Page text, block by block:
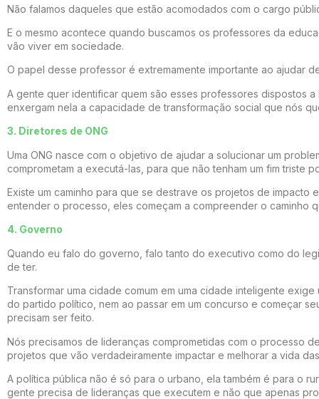
Não falamos daqueles que estão acomodados com o cargo
E o mesmo acontece quando buscamos os professores da
vão viver em sociedade.
O papel desse professor é extremamente importante ao ajudar
A gente quer identificar quem são esses professores dispostos
enxergam nela a capacidade de transformação social que nós
3. Diretores de ONG
Uma ONG nasce com o objetivo de ajudar a solucionar um
comprometam a executá-las, para que não tenham um fim triste
Existe um caminho para que se destrave os projetos de impacto
entender o processo, eles começam a compreender o caminho
4. Governo
Quando eu falo do governo, falo tanto do executivo como do
de ter.
Transformar uma cidade comum em uma cidade inteligente
do partido político, nem ao passar em um concurso e começar
precisam ser feito.
Nós precisamos de lideranças comprometidas com o processo
projetos que vão verdadeiramente impactar e melhorar a vida
A política pública não é só para o urbano, ela também é para o
gente precisa de lideranças que executem e não que apenas